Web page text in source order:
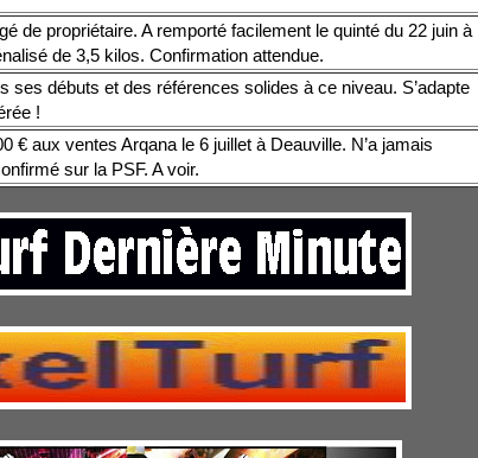
de propriétaire. A remporté facilement le quinté du 22 juin à
de 3,5 kilos. Confirmation attendue.
ses débuts et des références solides à ce niveau. S’adapte
!
€ aux ventes Arqana le 6 juillet à Deauville. N’a jamais
sur la PSF. A voir.